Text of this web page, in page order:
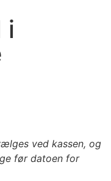
i
ved kassen, og
før datoen for